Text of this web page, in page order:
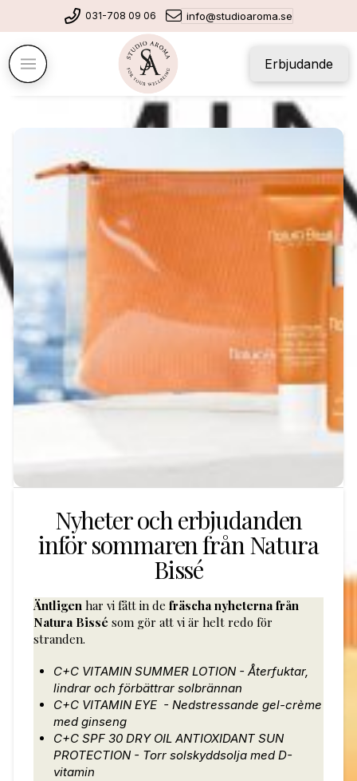
031-708 09 06 info@studioaroma.se
Erbjudande
Nyheter och erbjudanden
inför sommaren från Natura
Bissé
Äntligen har vi fått in de fräscha nyheterna från
Natura Bissésom gör att vi är helt redo för
stranden.
C+C VITAMIN SUMMER LOTION - Återfuktar,
lindrar och förbättrar solbrännan
C+C VITAMIN EYE - Nedstressande gel-crème
med ginseng
C+C SPF 30 DRY OIL ANTIOXIDANT SUN
PROTECTION - Torr solskyddsolja med D-
vitamin